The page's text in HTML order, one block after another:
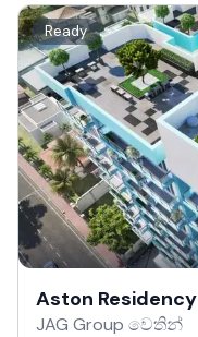
Ready
Aston Residency
JAG Group වෙතින්